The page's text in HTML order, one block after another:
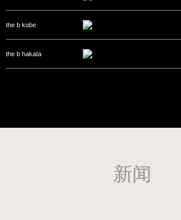
the b kobe
the b hakata
新闻